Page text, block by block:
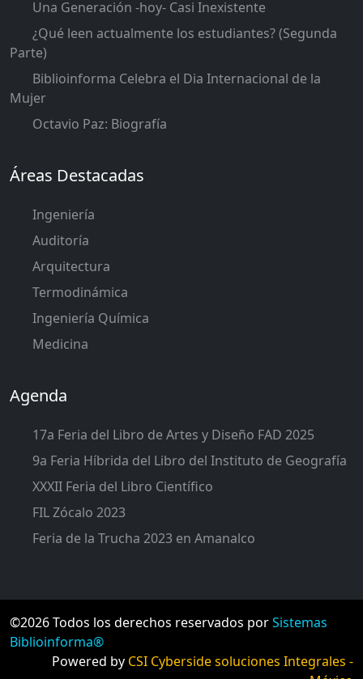
Una Generación -hoy- Casi Inexistente
¿Qué leen actualmente los estudiantes? (Segunda
Parte)
Biblioinforma Celebra el Dia Internacional de la
Mujer
Octavio Paz: Biografía
Áreas Destacadas
Ingeniería
Auditoría
Arquitectura
Termodinámica
Ingeniería Química
Medicina
Agenda
17a Feria del Libro de Artes y Diseño FAD 2025
9a Feria Híbrida del Libro del Instituto de Geografía
XXXII Feria del Libro Científico
FIL Zócalo 2023
Feria de la Trucha 2023 en Amanalco
©2026 Todos los derechos reservados porSistemas
Biblioinforma®
Powered by CSI Cyberside soluciones Integrales -